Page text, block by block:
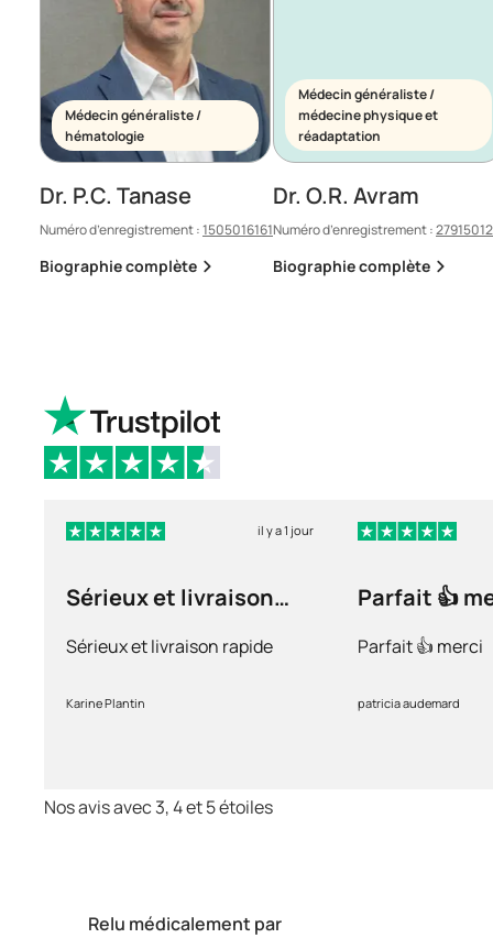
Relu médicalement par
Médecin généraliste /
hématologie
Dr. P.C. Tanase
Numéro d’enregistrement :1505016161
Biographie complète
Médecin généraliste /
médecine physique et
réadaptation
Dr. O.R. Avram
Numéro d’enregistrement :
Biographie complète
il y a 1 jour
Sérieux et livraison
Sérieux et livraison rapide
Karine Plantin
Parfait 👍
Parfait 👍 merci
patricia audemard
Nos avis avec 3, 4 et 5 étoiles